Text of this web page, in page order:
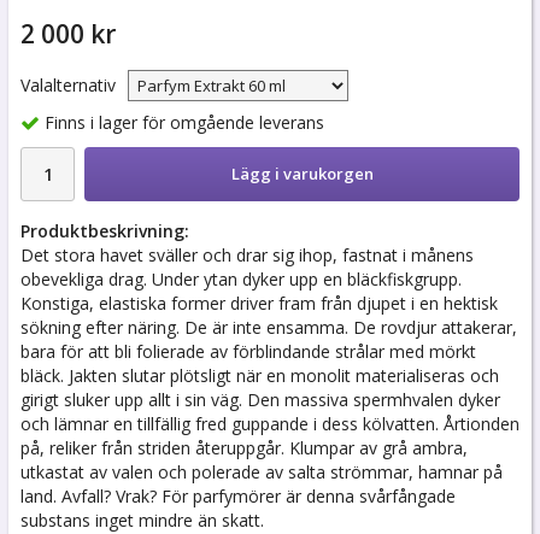
2 000 kr
Valalternativ
Finns i lager för omgående leverans
Lägg i varukorgen
Produktbeskrivning:
Det stora havet sväller och drar sig ihop, fastnat i månens
obevekliga drag. Under ytan dyker upp en bläckfiskgrupp.
Konstiga, elastiska former driver fram från djupet i en hektisk
sökning efter näring. De är inte ensamma. De rovdjur attakerar,
bara för att bli folierade av förblindande strålar med mörkt
bläck. Jakten slutar plötsligt när en monolit materialiseras och
girigt sluker upp allt i sin väg. Den massiva spermhvalen dyker
och lämnar en tillfällig fred guppande i dess kölvatten. Årtionden
på, reliker från striden återuppgår. Klumpar av grå ambra,
utkastat av valen och polerade av salta strömmar, hamnar på
land. Avfall? Vrak? För parfymörer är denna svårfångade
substans inget mindre än skatt.